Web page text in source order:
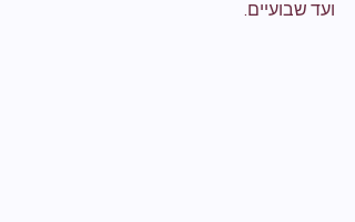
ועד שבועיים.